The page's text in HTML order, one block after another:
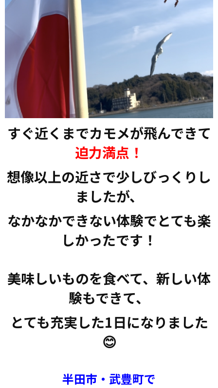
すぐ近くまでカモメが飛んできて
迫力満点！
想像以上の近さで少しびっくりし
ましたが、
なかなかできない体験でとても楽
しかったです！
美味しいものを食べて、新しい体
験もできて、
とても充実した1日になりました
😊
半田市・武豊町で